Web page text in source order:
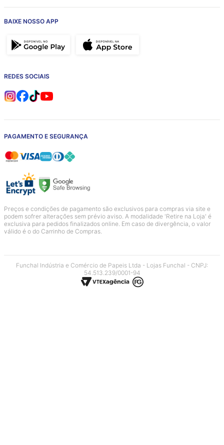
BAIXE NOSSO APP
REDES SOCIAIS
PAGAMENTO E SEGURANÇA
Preços e condições de pagamento são exclusivos para compras via site e
podem sofrer alterações sem prévio aviso. A modalidade 'Retire na Loja' é
exclusiva para pedidos finalizados online. Em caso de divergência, o valor
válido é o do Carrinho de Compras.
Funchal Indústria e Comércio de Papeis Ltda - Lojas Funchal - CNPJ:
54.513.239/0001-94